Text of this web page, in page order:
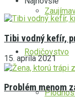
Rodičovstvo
Tibi vodný kefír,
15. apríla 2021
Problém menom